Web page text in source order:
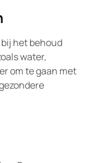
het behoud
water,
om te gaan met